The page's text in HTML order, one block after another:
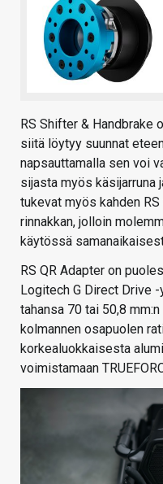
RS Shifter & Handbrake
siitä löytyy suunnat
napsauttamalla sen voi
sijasta myös käsijarruna
tukevat myös kahden
rinnakkan, jolloin
käytössä
RS QR Adapter on
Logitech G Direct Drive
tahansa 70 tai 50,8
kolmannen osapuolen
korkealuokkaisesta
voimistamaan